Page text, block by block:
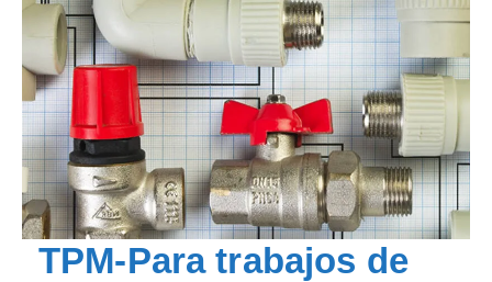
TPM-Para trabajos de